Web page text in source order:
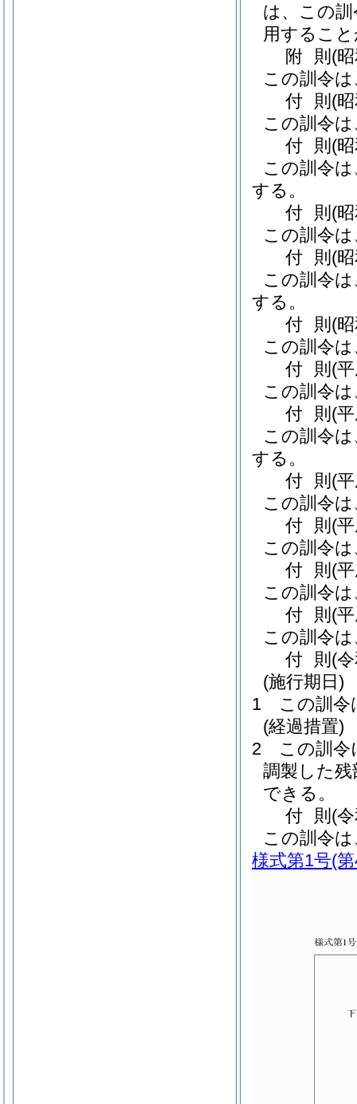
は、この
用するこ
附 則 (
この訓令
付 則 (
この訓令
付 則 (
この訓令
する。
付 則 (
この訓令
付 則 (
この訓令
する。
付 則 (
この訓令
付 則 (
この訓令
付 則 (
この訓令
する。
付 則 (
この訓令
付 則 (
この訓令
付 則 (
この訓令
付 則 (
この訓令
付 則 (
(施行期日)
1
この訓令
(経過措置)
2
この訓令
調製した
できる。
付 則 (
この訓令
様式第1号(